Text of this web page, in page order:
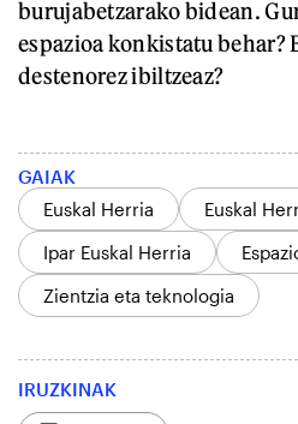
burujabetzarako bidean.
espazioa konkistatu behar?
destenorez ibiltzeaz?
GAIAK
Euskal Herria
Euskal
Ipar Euskal Herria
Zientzia eta teknologia
IRUZKINAK